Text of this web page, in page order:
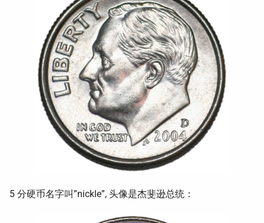
5 分硬币名字叫”nickle”, 头像是杰斐逊总统：